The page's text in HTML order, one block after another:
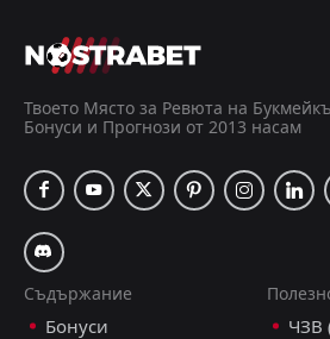
Твоето Място за Ревюта на
Бонуси и Прогнози от 2013 насам
Съдържание
Бонуси
ЧЗВ